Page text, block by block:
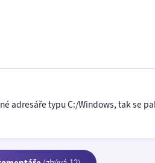
adresáře typu C:/Windows, tak se